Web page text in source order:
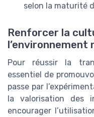
selon la maturité
Renforcer la
l’environnement
Pour réussir la
essentiel de
passe par
la valorisation des
encourager